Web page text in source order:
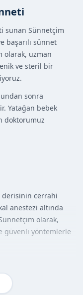
sunan Sünnetçim
başarılı sünnet
olarak, uzman
ve steril bir
sonra
Yatağan bebek
doktorumuz
derisinin cerrahi
anestezi altında
olarak,
güvenli yöntemlerle
Ancak,
kullanıyoruz.